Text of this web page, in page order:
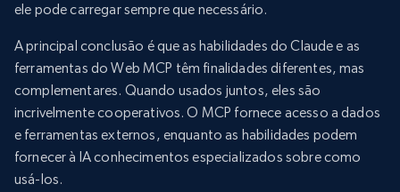
ele pode carregar sempre que necessário.
A principal conclusão é que as habilidades do Claude e as
ferramentas do Web MCP têm finalidades diferentes, mas
complementares. Quando usados juntos, eles são
incrivelmente cooperativos. O MCP fornece acesso a dados
e ferramentas externos, enquanto as habilidades podem
fornecer à IA conhecimentos especializados sobre como
usá-los.